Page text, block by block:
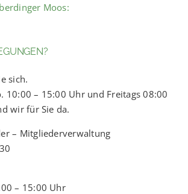
Moos:
sich.
10:00 – 15:00 Uhr und Freitags 08:00
wir für Sie da.
– Mitgliederverwaltung
– 15:00 Uhr